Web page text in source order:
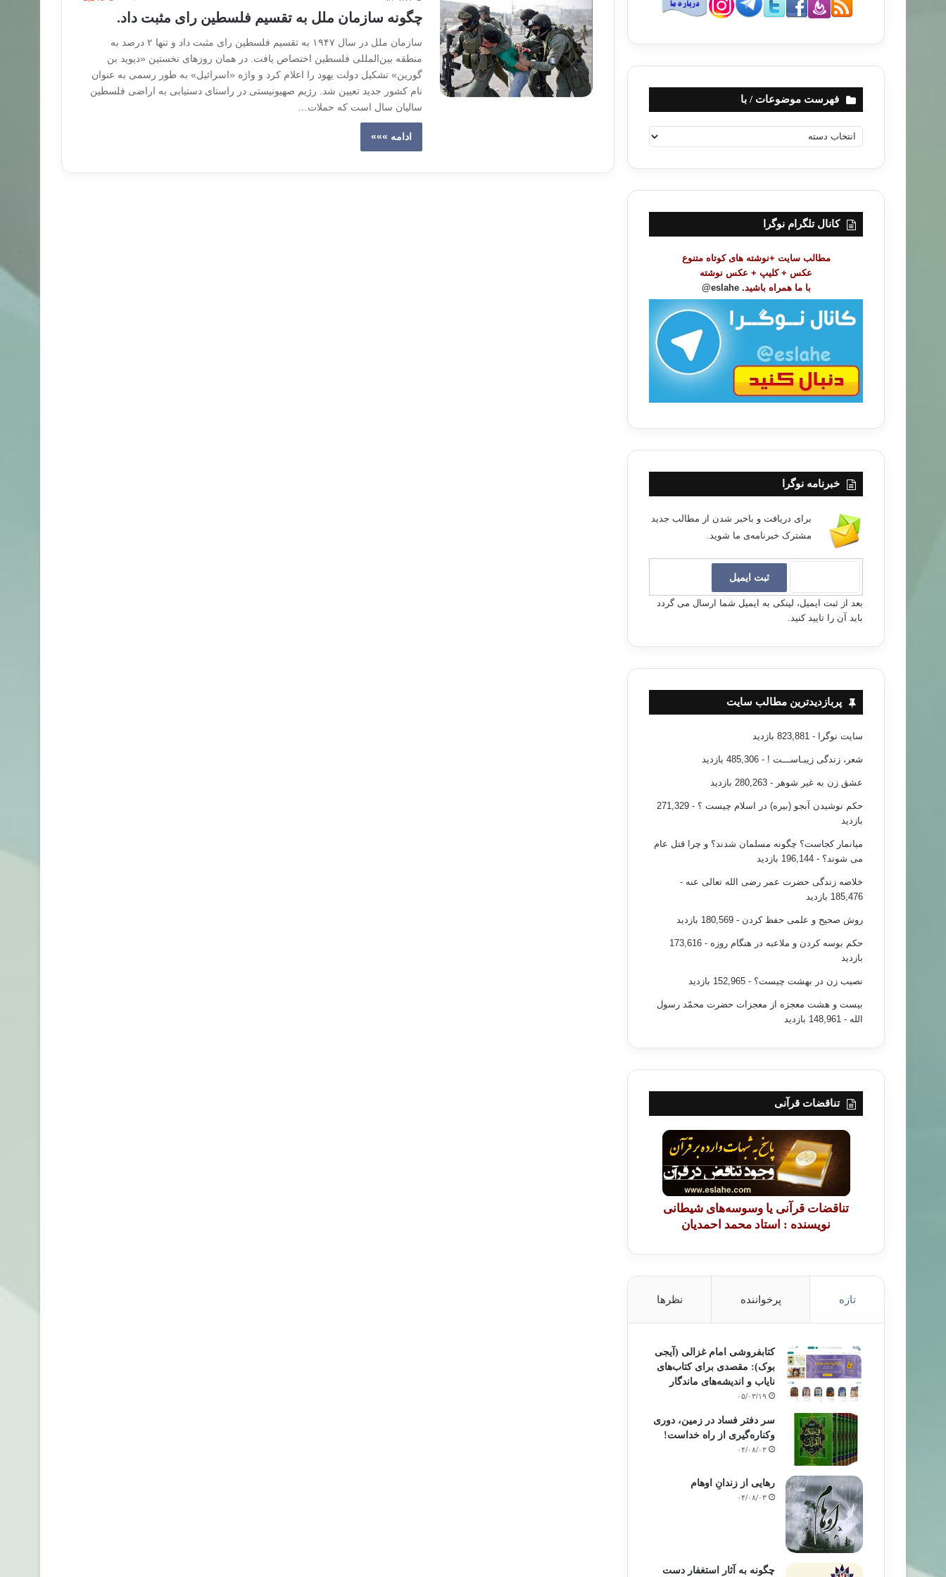
چگونە سازمان ملل به تقسیم فلسطین رای مثبت داد.
سازمان ملل در سال ۱۹۴۷ به تقسیم فلسطین رای مثبت داد و تنها ۲ درصد به
منطقه بین‌المللی فلسطین اختصاص یافت. در همان روزهای نخستین «دیوید بن
گورین» تشکیل دولت یهود را اعلام کرد و واژه «اسرائیل» به طور رسمی به عنوان
نام کشور جدید تعیین شد. رژیم صهیونیستی در راستای دستیابی به اراضی فلسطین
سالیان سال است که حملات…
ادامه »»»
فهرست موضوعات / با
ه
ت
ض
کانال تلگرام نوگرا
مطالب سایت +نوشته های کوتاه متنوع
عکس + کلیپ + عکس نوشته
با ما همراه باشید. eslahe@
خبرنامه نوگرا
برای دریافت و باخبر شدن از مطالب جدید
مشترک خبرنامه‌ی ما شوید.
بعد از ثبت ایمیل، لینکی به ایمیل شما ارسال می گردد
باید آن را تایید کنید.
پربازدیدترین مطالب سایت
سایت نوگرا - 823,881 بازدید
شعر، زندگی زیبـاســـت ! - 485,306 بازدید
عشق زن به غیر شوهر - 280,263 بازدید
حکم نوشیدن آبجو (بیره) در اسلام چیست ؟
- 271,329
بازدید
میانمار کجاست؟ چگونه مسلمان شدند؟ و چرا قتل عام
می شوند؟ - 196,144 بازدید
خلاصه زندگی حضرت عمر رضی الله تعالی عنه -
185,476 بازدید
روش صحیح و علمی حفظ کردن - 180,569 بازدید
حکم بوسه کردن و ملاعبه در هنگام روزه
- 173,616
بازدید
نصیب زن در بهشت چیست؟ - 152,965 بازدید
بیست و هشت معجزه از معجزات حضرت محمّد رسول
الله - 148,961 بازدید
تناقضات قرآنی
تناقضات قرآنی یا وسوسه‌های شیطانی
نویسنده : استاد محمد احمدیان
تازه پرخواننده نظرها
کتابفروشی امام غزالی (آیجی
بوک): مقصدی برای کتاب‌های
نایاب و اندیشه‌های ماندگار
۰۵/۰۳/۱۹
سر دفتر فساد در زمین‌، دوری
وکناره‌گیری از راه خداست‌!
۰۴/۰۸/۰۳
رهایی از زندانِ اوهام
۰۴/۰۸/۰۳
چگونه به آثار استغفار دست